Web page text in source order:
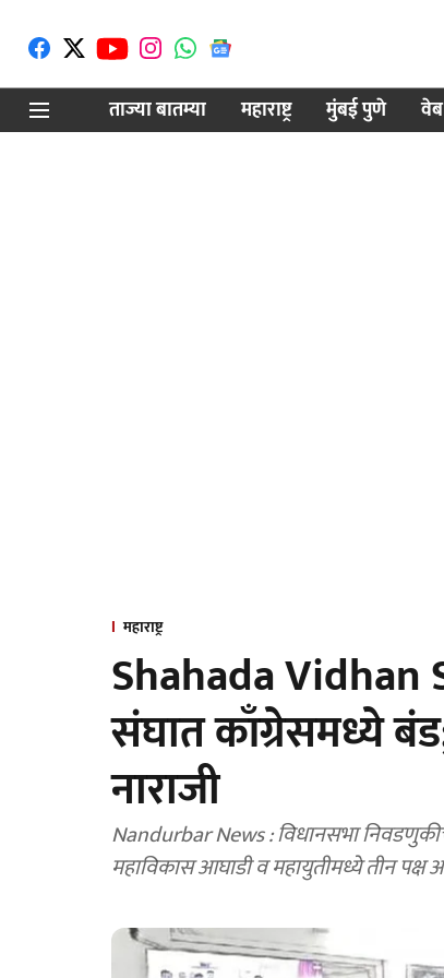
ताज्या बातम्या
महाराष्ट्र मुंबई पुणे
महाराष्ट्र
Shahada Vidhan
संघात काँग्रेसमध्ये बंड;
नाराजी
Nandurbar News : विधानसभा
महाविकास आघाडी व महायुतीमध्ये तीन पक्ष